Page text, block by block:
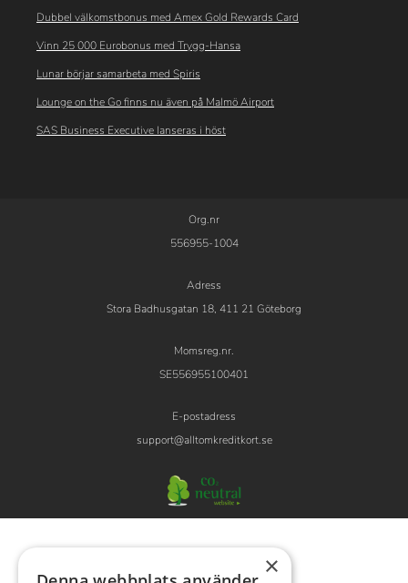
Dubbel välkomstbonus med Amex Gold Rewards Card
Vinn 25 000 Eurobonus med Trygg-Hansa
Lunar börjar samarbeta med Spiris
Lounge on the Go finns nu även på Malmö Airport
SAS Business Executive lanseras i höst
Org.nr
556955-1004
Adress
Stora Badhusgatan 18, 411 21 Göteborg
Momsreg.nr.
SE556955100401
E-postadress
support@alltomkreditkort.se
×